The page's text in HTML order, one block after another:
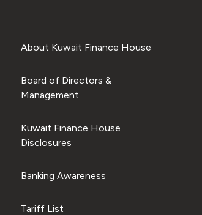
About Kuwait Finance House
Board of Directors &
Management
Kuwait Finance House
Disclosures
Banking Awareness
Tariff List